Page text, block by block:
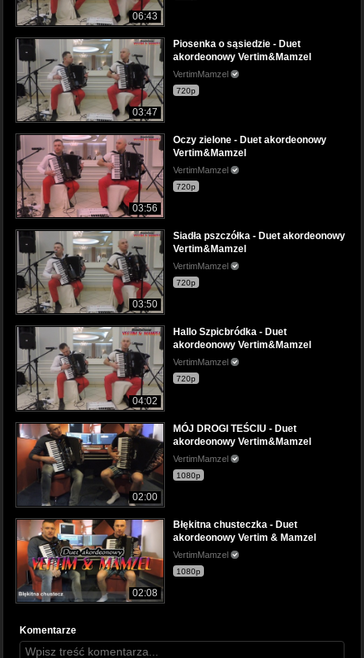
06:43
03:47
Piosenka o sąsiedzie - Duet
akordeonowy Vertim&Mamzel
VertimMamzel
720p
03:56
Oczy zielone - Duet akordeonowy
Vertim&Mamzel
VertimMamzel
720p
03:50
Siadła pszczółka - Duet akordeonowy
Vertim&Mamzel
VertimMamzel
720p
04:02
Hallo Szpicbródka - Duet
akordeonowy Vertim&Mamzel
VertimMamzel
720p
02:00
MÓJ DROGI TEŚCIU - Duet
akordeonowy Vertim&Mamzel
VertimMamzel
1080p
02:08
Błękitna chusteczka - Duet
akordeonowy Vertim & Mamzel
VertimMamzel
1080p
Komentarze